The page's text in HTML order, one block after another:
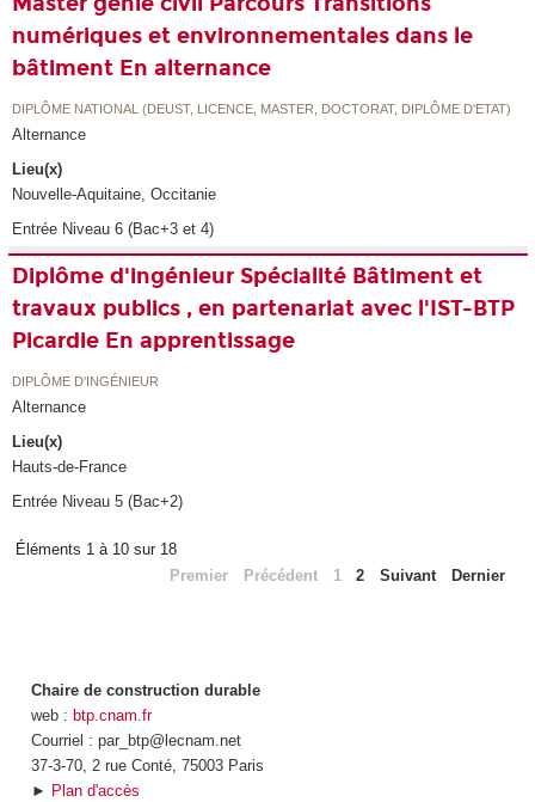
numériques et environnementales dans le
bâtiment En alternance
DIPLÔME NATIONAL (DEUST, LICENCE, MASTER, DOCTORAT, DIPLÔME D'ETAT)
Alternance
Lieu(x)
Nouvelle-Aquitaine, Occitanie
Entrée Niveau 6 (Bac+3 et 4)
Diplôme d'ingénieur Spécialité Bâtiment et
travaux publics , en partenariat avec l'IST-BTP
Picardie En apprentissage
DIPLÔME D'INGÉNIEUR
Alternance
Lieu(x)
Hauts-de-France
Entrée Niveau 5 (Bac+2)
Éléments 1 à 10 sur 18
Premier
Précédent 1 2 Suivant Dernier
Chaire de construction durable
web : btp.cnam.fr
Courriel : par_btp@lecnam.net
37-3-70, 2 rue Conté, 75003 Paris
► Plan d'accès